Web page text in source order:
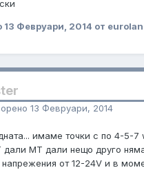
13 Февруари, 2014 от eurolan
13 Февруари, 2014
имаме точки с по 4-5-7
дали МТ дали нещо друго
напрежения от 12-24V и в